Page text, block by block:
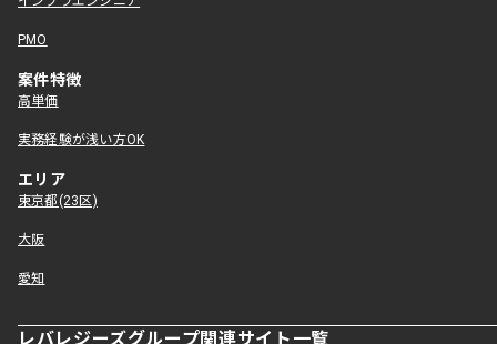
PMO
案件特徴
高単価
実務経験が浅い方OK
エリア
東京都(23区)
大阪
愛知
レバレジーズグループ関連サイト一覧